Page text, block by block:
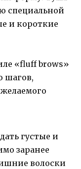
специальной
и короткие
«fluff brows»
шагов,
густые и
заранее
волоски